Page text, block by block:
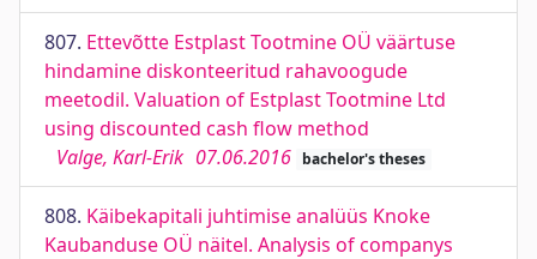
807. Ettevõtte Estplast Tootmine OÜ väärtuse
hindamine diskonteeritud rahavoogude
meetodil. Valuation of Estplast Tootmine Ltd
using discounted cash flow method
Valge, Karl-Erik 07.06.2016 bachelor's theses
808. Käibekapitali juhtimise analüüs Knoke
Kaubanduse OÜ näitel. Analysis of companys